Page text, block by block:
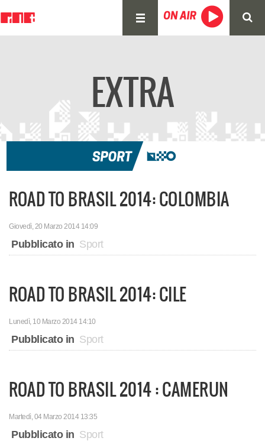
EXTRA
Giovedì, 20 Marzo 2014 14:09
Pubblicato in Sport
ROAD TO BRASIL 2014: CILE
Lunedì, 10 Marzo 2014 14:10
Pubblicato in Sport
ROAD TO BRASIL 2014 : CAMERUN
Martedì, 04 Marzo 2014 13:35
Pubblicato in Sport